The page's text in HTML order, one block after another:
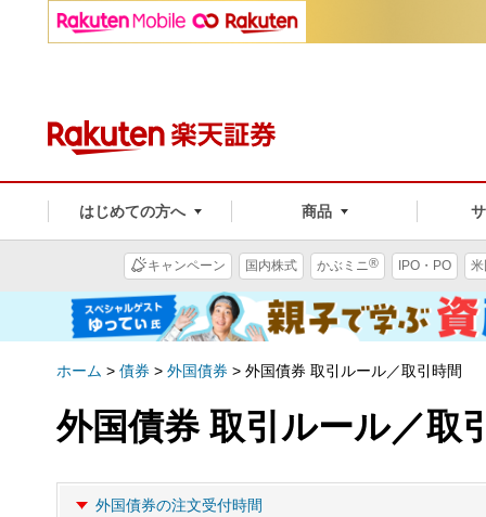
はじめての方へ 商品
キャンペーン 国内株式 かぶミニ® IPO・PO
ホーム > 債券 > 外国債券 > 外国債券 取引ルール／取引時間
外国債券 取引ルール／取
外国債券の注文受付時間